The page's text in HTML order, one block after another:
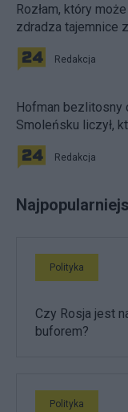
Rozłam, który
zdradza tajemnice
Redakcja
Hofman bezlitosny
Smoleńsku liczył,
Redakcja
Polityka
Czy Rosja jest
buforem?
Polityka